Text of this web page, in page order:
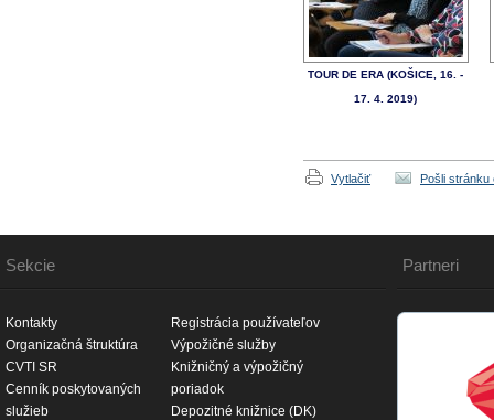
TOUR DE ERA (KOŠICE, 16. -
17. 4. 2019)
Vytlačiť Pošli stránku
Sekcie
Kontakty
Organizačná štruktúra
CVTI SR
Cenník poskytovaných
služieb
Registrácia používateľov
Výpožičné služby
Knižničný a výpožičný
poriadok
Depozitné knižnice (DK)
Partneri